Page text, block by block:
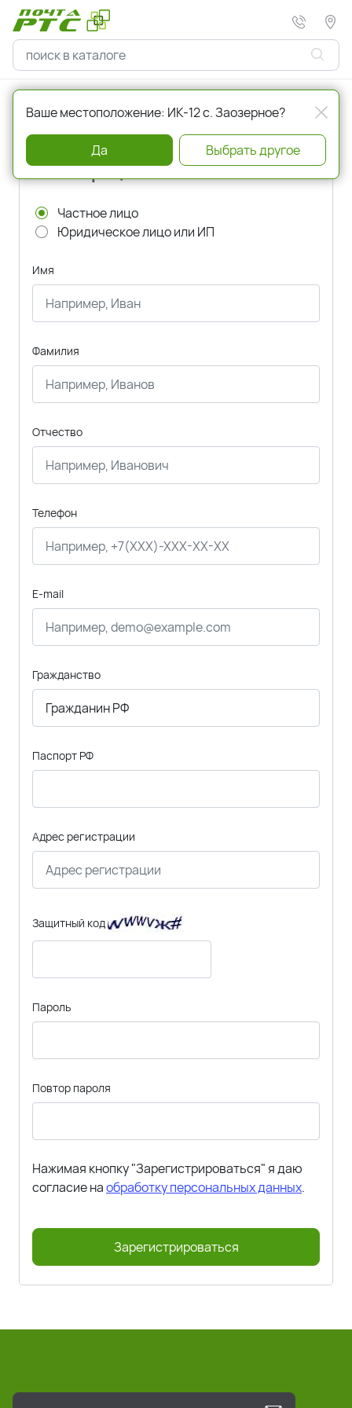
Главная Регистрация
Регистрация
Частное лицо
Юридическое лицо или ИП
Имя
Фамилия
Отчество
Телефон
E-mail
Гражданство
Паспорт РФ
Адрес регистрации
Защитный код
Пароль
Повтор пароля
Нажимая кнопку "Зарегистрироваться" я даю
согласие наобработку персональных данных.
Зарегистрироваться
Ваше местоположение: ИК-12 с. Заозерное?
Да Выбрать другое